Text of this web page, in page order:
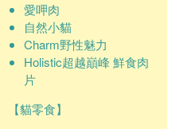
愛呷肉
自然小貓
Charm野性魅力
Holistic超越巔峰 鮮食肉
片
【貓零食】